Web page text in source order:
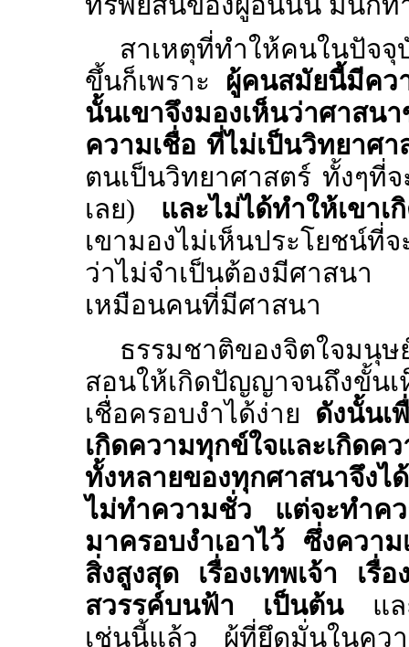
สาเหตุที่ทำให้คนในปัจ
ขึ้นก็เพราะ ผู้คนสมัยนี้มีคว
นั้นเขาจึงมองเห็นว่าศาสน
ความเชื่อ ที่ไม่เป็นวิทยาศ
ตนเป็นวิทยาศาสตร์ ทั้งๆที่
เลย) และไม่ได้ทำให้เขา
เขามองไม่เห็นประโยชน์
ว่าไม่จำเป็นต้องมีศาสน
เหมือนคนที่มีศาสนา
ธรรมชาติของจิตใจมนุ
สอนให้เกิดปัญญาจนถึงขั้น
เชื่อครอบงำได้ง่าย ดังนั้นเ
เกิดความทุกข์ใจและเกิด
ทั้งหลายของทุกศาสนาจึง
ไม่ทำความชั่ว แต่จะทำค
มาครอบงำเอาไว้ ซึ่งควา
สิ่งสูงสุด เรื่องเทพเจ้า เรื่
สวรรค์บนฟ้า เป็นต้นและ
เช่นนี้แล้ว ผู้ที่ยึดมั่นในคว